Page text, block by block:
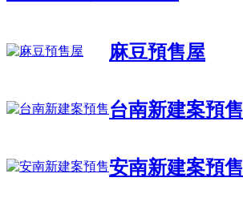
麻豆預售屋
台南新建案預售
安南新建案預售